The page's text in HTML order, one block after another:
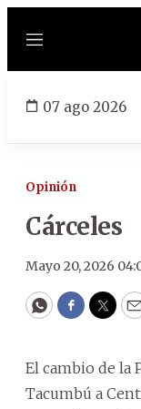
Menú
07 ago 2026
Opinión
Cárceles
Mayo 20, 2026
WhatsApp
El cambio de la
Tacumbú a